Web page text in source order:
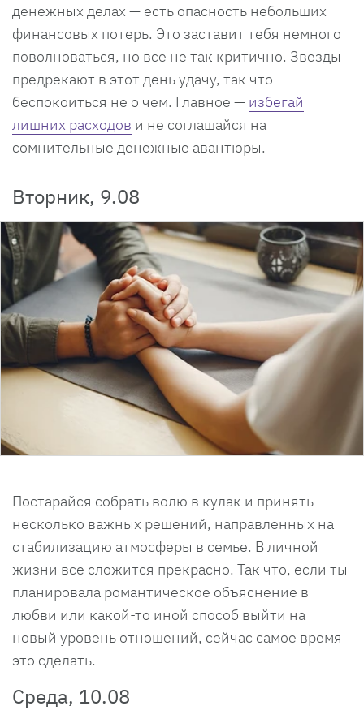
денежных делах — есть опасность небольших
финансовых потерь. Это заставит тебя немного
поволноваться, но все не так критично. Звезды
предрекают в этот день удачу, так что
беспокоиться не о чем. Главное — избегай
лишних расходов и не соглашайся на
сомнительные денежные авантюры.
Вторник, 9.08
Постарайся собрать волю в кулак и принять
несколько важных решений, направленных на
стабилизацию атмосферы в семье. В личной
жизни все сложится прекрасно. Так что, если ты
планировала романтическое объяснение в
любви или какой-то иной способ выйти на
новый уровень отношений, сейчас самое время
это сделать.
Среда, 10.08